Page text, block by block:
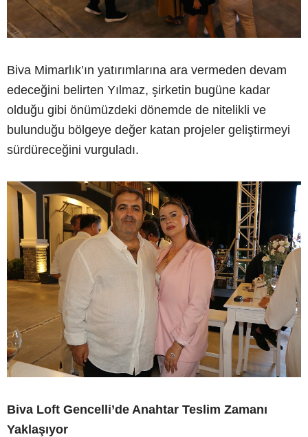
Biva Mimarlık’ın yatırımlarına ara vermeden devam
edeceğini belirten Yılmaz, şirketin bugüne kadar
olduğu gibi önümüzdeki dönemde de nitelikli ve
bulunduğu bölgeye değer katan projeler geliştirmeyi
sürdüreceğini vurguladı.
Biva Loft Gencelli’de Anahtar Teslim Zamanı
Yaklaşıyor